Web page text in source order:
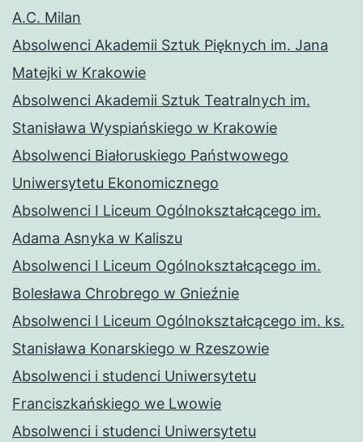
A.C. Milan
Absolwenci Akademii Sztuk Pięknych im. Jana
Matejki w Krakowie
Absolwenci Akademii Sztuk Teatralnych im.
Stanisława Wyspiańskiego w Krakowie
Absolwenci Białoruskiego Państwowego
Uniwersytetu Ekonomicznego
Absolwenci I Liceum Ogólnokształcącego im.
Adama Asnyka w Kaliszu
Absolwenci I Liceum Ogólnokształcącego im.
Bolesława Chrobrego w Gnieźnie
Absolwenci I Liceum Ogólnokształcącego im. ks.
Stanisława Konarskiego w Rzeszowie
Absolwenci i studenci Uniwersytetu
Franciszkańskiego we Lwowie
Absolwenci i studenci Uniwersytetu